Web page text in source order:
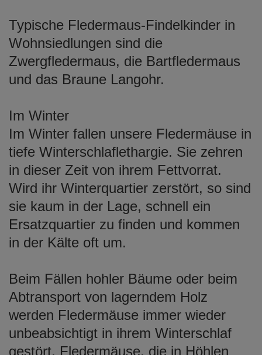
Typische Fledermaus-Findelkinder in
Wohnsiedlungen sind die
Zwergfledermaus, die Bartfledermaus
und das Braune Langohr.
Im Winter
Im Winter fallen unsere Fledermäuse in
tiefe Winterschlaflethargie. Sie zehren
in dieser Zeit von ihrem Fettvorrat.
Wird ihr Winterquartier zerstört, so sind
sie kaum in der Lage, schnell ein
Ersatzquartier zu finden und kommen
in der Kälte oft um.
Beim Fällen hohler Bäume oder beim
Abtransport von lagerndem Holz
werden Fledermäuse immer wieder
unbeabsichtigt in ihrem Winterschlaf
gestört. Fledermäuse, die in Höhlen